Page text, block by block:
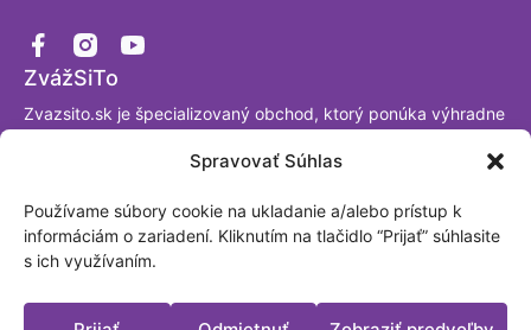
Spravovať Súhlas
Používame súbory cookie na ukladanie a/alebo prístup k
informáciám o zariadení. Kliknutím na tlačidlo “Prijať” súhlasite
s ich využívaním.
ZvážSiTo
Zvazsito.sk je špecializovaný obchod, ktorý ponúka výhradne
predaju digitálnych váh už viac ako 30 rokov a sme
akreditované laboratórium podľa ISO/IEC 17025:2017.
Fakturačná adresa: BRUTO, spol. s.r.o. Nová Trnavská 913
Sereď, Slovensko IČO: 31440061
Platobné možnosti